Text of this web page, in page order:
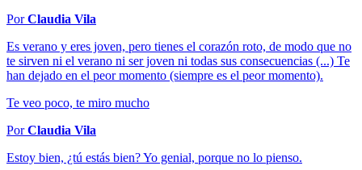
PorClaudia Vila
Es verano y eres joven, pero tienes el corazón roto, de modo que no
te sirven ni el verano ni ser joven ni todas sus consecuencias (...) Te
han dejado en el peor momento (siempre es el peor momento).
Te veo poco, te miro mucho
PorClaudia Vila
Estoy bien, ¿tú estás bien? Yo genial, porque no lo pienso.